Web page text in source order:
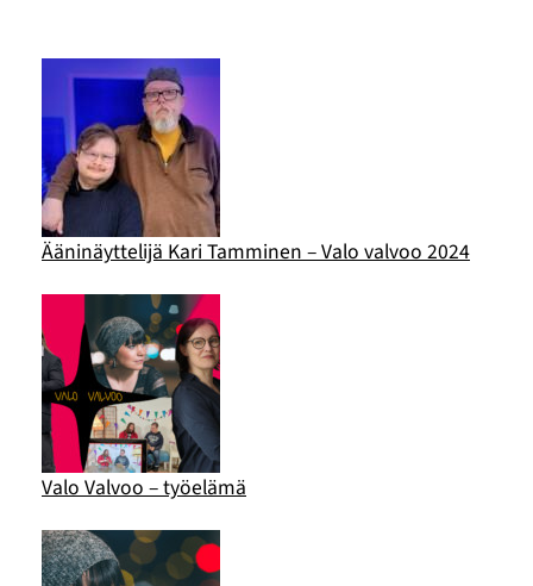
Ääninäyttelijä Kari Tamminen – Valo valvoo 2024
Valo Valvoo – työelämä